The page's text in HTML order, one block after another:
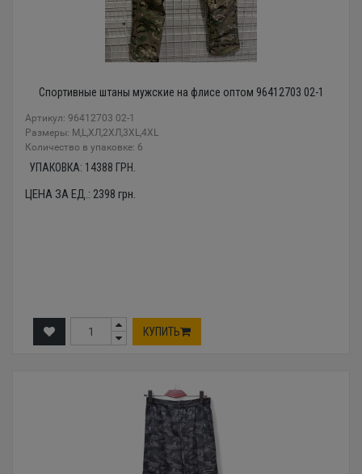
Спортивные штаны мужские на флисе оптом 96412703 02-1
Артикул: 96412703 02-1
Размеры: М,L,ХЛ,2ХЛ,3XL,4XL
Количество в упаковке: 6
УПАКОВКА: 14388 ГРН.
ЦЕНА ЗА ЕД.: 2398 грн.
КУПИТЬ